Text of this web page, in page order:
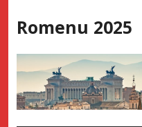
to
Romenu 2025